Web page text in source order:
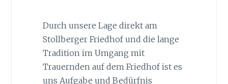
Durch unsere Lage direkt am
Stollberger Friedhof und die lange
Tradition im Umgang mit
Trauernden auf dem Friedhof ist es
uns Aufgabe und Bedürfnis